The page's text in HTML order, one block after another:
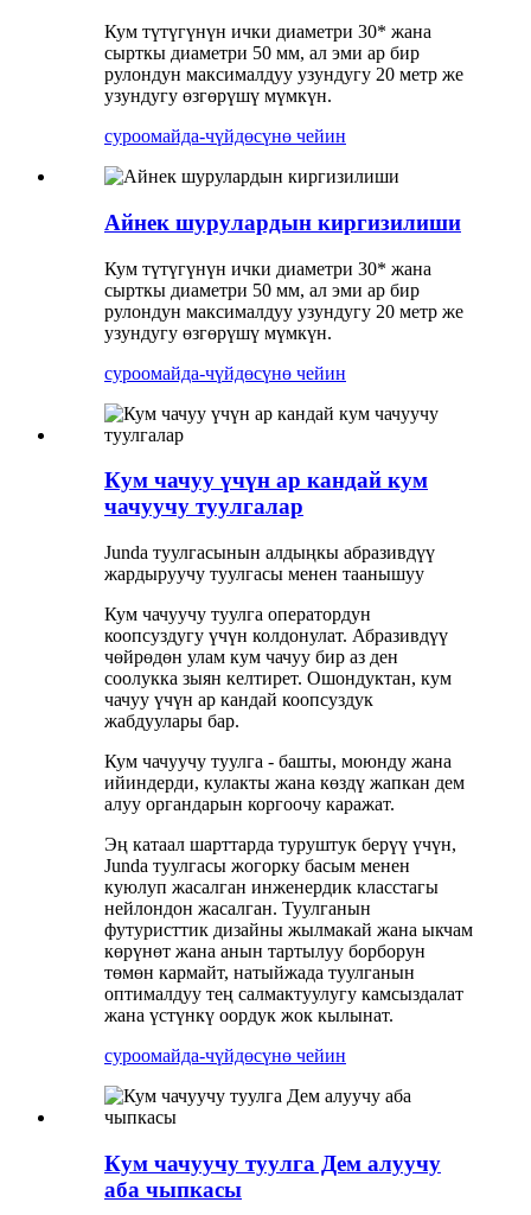
Кум түтүгүнүн ички диаметри 30* жана
сырткы диаметри 50 мм, ал эми ар бир
рулондун максималдуу узундугу 20 метр же
узундугу өзгөрүшү мүмкүн.
суроомайда-чүйдөсүнө чейин
Айнек шурулардын киргизилиши
Кум түтүгүнүн ички диаметри 30* жана
сырткы диаметри 50 мм, ал эми ар бир
рулондун максималдуу узундугу 20 метр же
узундугу өзгөрүшү мүмкүн.
суроомайда-чүйдөсүнө чейин
Кум чачуу үчүн ар кандай кум
чачуучу туулгалар
Junda туулгасынын алдыңкы абразивдүү
жардыруучу туулгасы менен таанышуу
Кум чачуучу туулга оператордун
коопсуздугу үчүн колдонулат. Абразивдүү
чөйрөдөн улам кум чачуу бир аз ден
соолукка зыян келтирет. Ошондуктан, кум
чачуу үчүн ар кандай коопсуздук
жабдуулары бар.
Кум чачуучу туулга - башты, моюнду жана
ийиндерди, кулакты жана көздү жапкан дем
алуу органдарын коргоочу каражат.
Эң катаал шарттарда туруштук берүү үчүн,
Junda туулгасы жогорку басым менен
куюлуп жасалган инженердик класстагы
нейлондон жасалган. Туулганын
футуристтик дизайны жылмакай жана ыкчам
көрүнөт жана анын тартылуу борборун
төмөн кармайт, натыйжада туулганын
оптималдуу тең салмактуулугу камсыздалат
жана үстүнкү оордук жок кылынат.
суроомайда-чүйдөсүнө чейин
Кум чачуучу туулга Дем алуучу
аба чыпкасы